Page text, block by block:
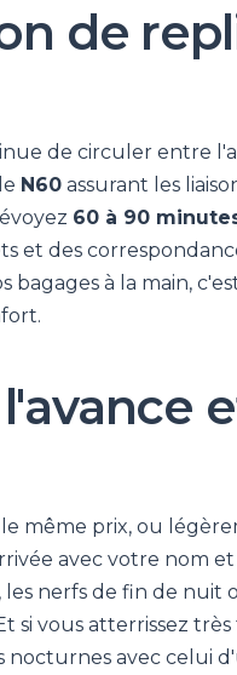
de
de circuler entre
N60 assurant les
60 à 90
et des
bagages à la main,
même prix, ou
avec votre nom
nerfs de fin de nuit
si vous atterrissez
avec celui